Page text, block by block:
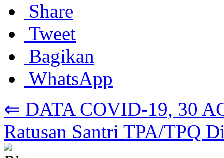
Share
Tweet
Bagikan
WhatsApp
⇐ DATA COVID-19, 30
Ratusan Santri TPA/TPQ